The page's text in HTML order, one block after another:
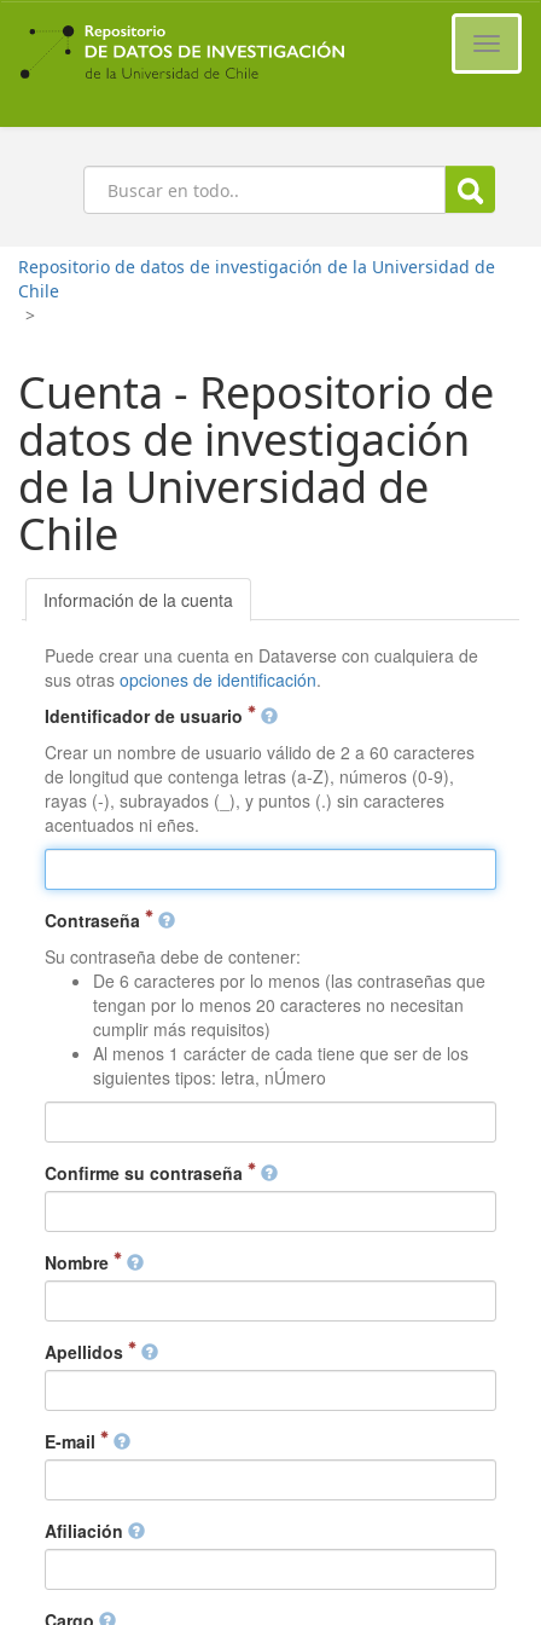
Ir
contenido
principal
Buscar
Repositorio de datos de investigación de la Universidad de
Chile
>
Cuenta - Repositorio de
datos de investigación
de la Universidad de
Chile
Información de la cuenta
Puede crear una cuenta en Dataverse con cualquiera de
sus otrasopciones de identificación.
Identificador de usuario
Crear un nombre de usuario válido de 2 a 60 caracteres
de longitud que contenga letras (a-Z), números (0-9),
rayas (-), subrayados (_), y puntos (.) sin caracteres
acentuados ni eñes.
Contraseña
Su contraseña debe de contener:
De 6 caracteres por lo menos (las contraseñas que
tengan por lo menos 20 caracteres no necesitan
cumplir más requisitos)
Al menos 1 carácter de cada tiene que ser de los
siguientes tipos: letra, nÚmero
Confirme su contraseña
Nombre
Apellidos
E-mail
Afiliación
Cargo